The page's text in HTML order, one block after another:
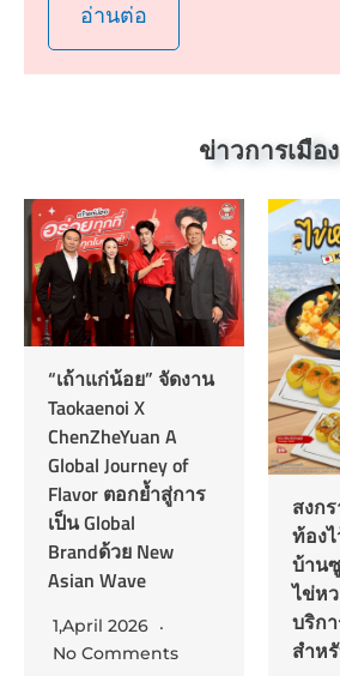
อ่านต่อ
ข่าวการเมือง
จัดงาน
สู่การ
สงกรานต์นี้!! ฝาก
ท้องไว้กับ “ไข่หวาน
บ้านซูชิ” จัดเต็มเมนู
ไข่หวานสุดฮิตพร้อม
บริการ Catering
สำหรับทุกปาร์ตี้